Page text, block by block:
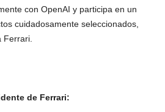
con OpenAI y participa en un
cuidadosamente seleccionados,
Ferrari.
de Ferrari: